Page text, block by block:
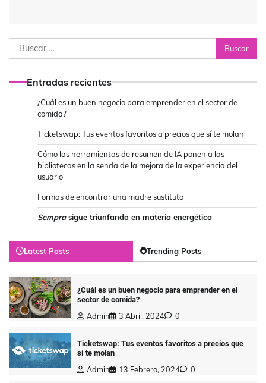
Buscar:
Entradas recientes
¿Cuál es un buen negocio para emprender en el sector de
comida?
Ticketswap: Tus eventos favoritos a precios que sí te molan
Cómo las herramientas de resumen de IA ponen a las
bibliotecas en la senda de la mejora de la experiencia del
usuario
Formas de encontrar una madre sustituta
Semprasigue triunfando en materia energética
Latest Posts Trending Posts
¿Cuál es un buen negocio para emprender en el
sector de comida?
Admin 3 Abril, 2024 0
Ticketswap: Tus eventos favoritos a precios que
sí te molan
Admin 13 Febrero, 2024 0